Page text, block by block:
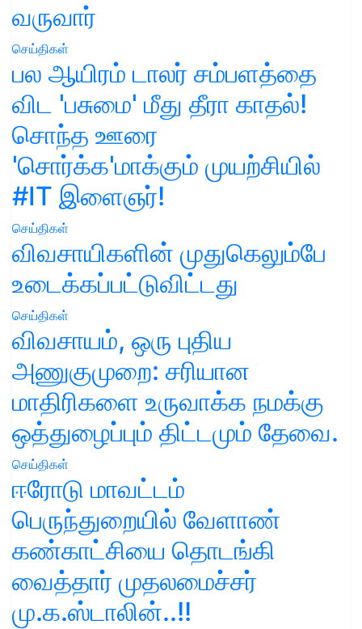
வருவார்
செய்திகள்
பல ஆயிரம் டாலர் சம்பளத்தை
விட 'பசுமை' மீது தீரா காதல்!
சொந்த ஊரை
'சொர்க்க'மாக்கும் முயற்சியில்
#IT இளைஞர்!
செய்திகள்
விவசாயிகளின் முதுகெலும்பே
உடைக்கப்பட்டுவிட்டது
செய்திகள்
விவசாயம், ஒரு புதிய
அணுகுமுறை: சரியான
மாதிரிகளை உருவாக்க நமக்கு
ஒத்துழைப்பும் திட்டமும் தேவை.
செய்திகள்
ஈரோடு மாவட்டம்
பெருந்துறையில் வேளாண்
கண்காட்சியை தொடங்கி
வைத்தார் முதலமைச்சர்
மு.க.ஸ்டாலின்..!!